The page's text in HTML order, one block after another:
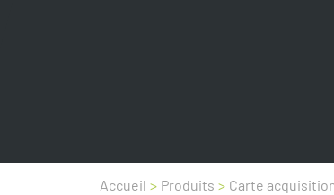
Accueil > Produits > Carte